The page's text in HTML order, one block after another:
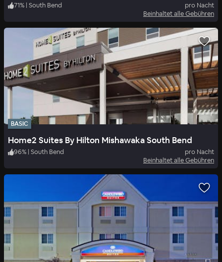
71% | South Bend
pro Nacht
Beinhaltet alle Gebühren
BASIC
Home2 Suites By Hilton Mishawaka South Bend
96% | South Bend
pro Nacht
Beinhaltet alle Gebühren